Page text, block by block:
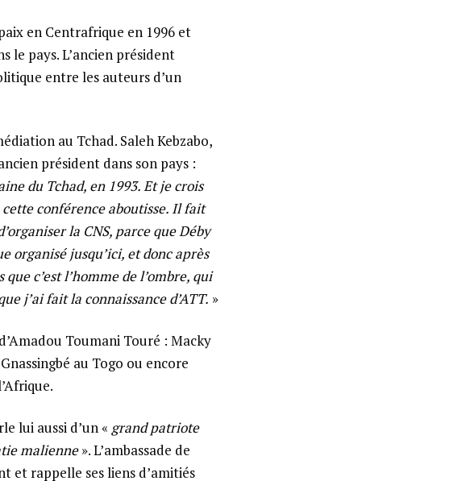
en Centrafrique en 1996 et
le pays. L’ancien président
entre les auteurs d’un
au Tchad. Saleh Kebzabo,
président dans son pays :
du Tchad, en 1993. Et je crois
conférence aboutisse. Il fait
la CNS, parce que Déby
organisé jusqu’ici, et donc après
c’est l’homme de l’ombre, qui
j’ai fait la connaissance d’ATT. »
Toumani Touré : Macky
au Togo ou encore
lui aussi d’un « grand patriote
malienne». L’ambassade de
et rappelle ses liens d’amitiés